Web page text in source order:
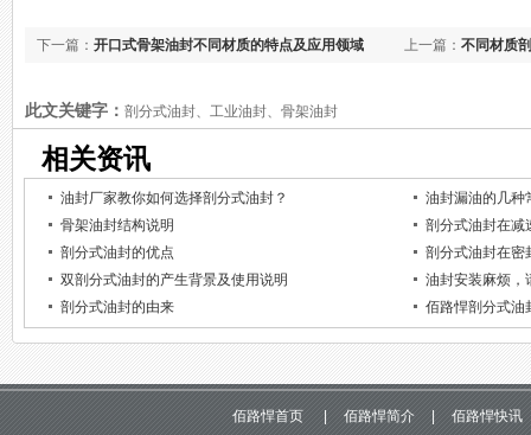
上一篇： 不同材质
下一篇： 开口式骨架油封不同材质的特点及应用领域
此文关键字： 剖分式油封、工业油封、骨架油封
相关资讯
油封厂家教你如何选择剖分式油封？
油封漏油的几种
骨架油封结构说明
剖分式油封在减
剖分式油封的优点
剖分式油封在密
双剖分式油封的产生背景及使用说明
油封安装麻烦，
剖分式油封的由来
佰路悍剖分式油
佰路悍首页 佰路悍简介 佰路悍快讯